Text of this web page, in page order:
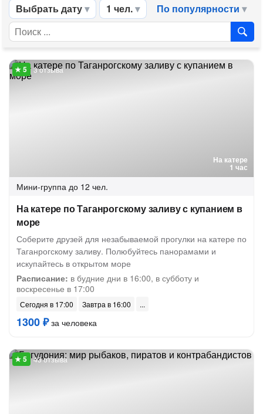
Выбрать дату 1 чел. По популярности
На катере
1 час
3 отзыва
Мини-группа до 12 чел.
На катере по Таганрогскому заливу с купанием в
море
Соберите друзей для незабываемой прогулки на катере по
Таганрогскому заливу. Полюбуйтесь панорамами и
искупайтесь в открытом море
Расписание: в будние дни в 16:00, в субботу и
воскресенье в 17:00
Сегодня в 17:00 Завтра в 16:00
1300 ₽за человека
43 отзыва